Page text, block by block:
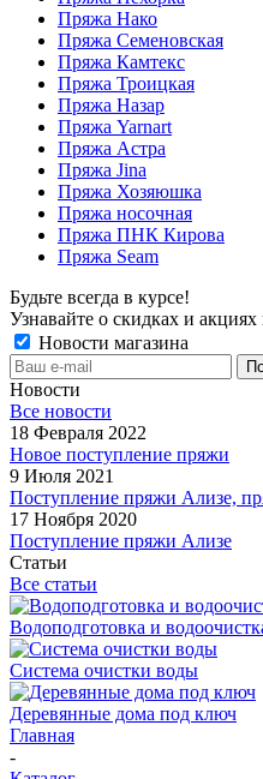
Пряжа Нако
Пряжа Семеновская
Пряжа Камтекс
Пряжа Троицкая
Пряжа Назар
Пряжа Yarnart
Пряжа Астра
Пряжа Jina
Пряжа Хозяюшка
Пряжа носочная
Пряжа ПНК Кирова
Пряжа Seam
Будьте всегда в курсе!
Узнавайте о скидках и
Новости магазина
Новости
Все новости
18 Февраля 2022
Новое поступление пряжи
9 Июля 2021
Поступление пряжи Ализе,
17 Ноября 2020
Поступление пряжи Ализе
Статьи
Все статьи
Водоподготовка и
Система очистки воды
Деревянные дома под ключ
Главная
-